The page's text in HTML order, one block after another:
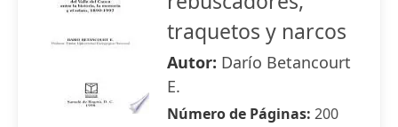
traquetos y narcos
Autor: Darío Betancourt
E.
Número de Páginas: 200